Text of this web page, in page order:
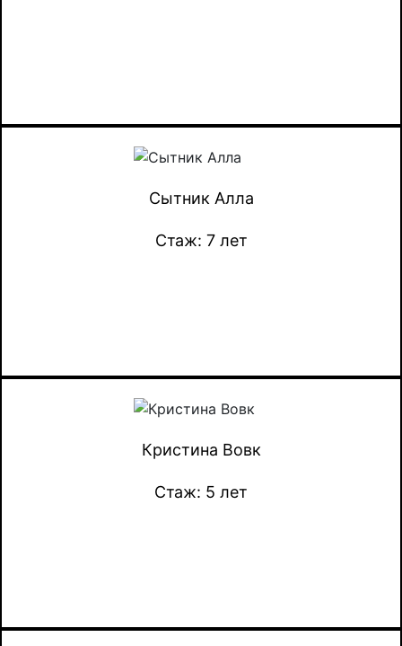
Сытник Алла
Стаж: 7 лет
Кристина Вовк
Стаж: 5 лет